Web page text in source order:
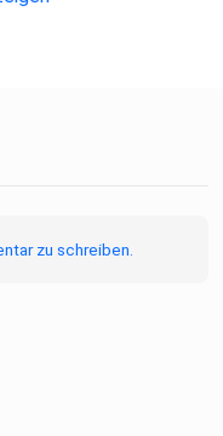
zu schreiben.